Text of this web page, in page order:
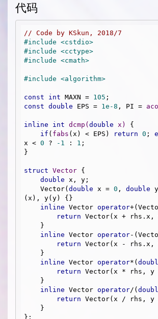
代码
// Code by KSkun, 2018/7
#include <cstdio>
#include <cctype>
#include <cmath>
#include <algorithm>
const int MAXN = 105
const double EPS = 1e-8 , PI =
inline int dcmp ( double x)
{
if ( fabs (x) < EPS) return 0 ;
x < 0 ? -1 : 1 ;
}
struct Vector {
double x, y;
    Vector(
double x = 0 , double
(x), y(y) {}
inline Vector operator
return Vector(x +
inline Vector operator-
return Vector(x -
inline Vector operator*(
return Vector(x * rhs, y
inline Vector operator/(
return Vector(x / rhs,
};